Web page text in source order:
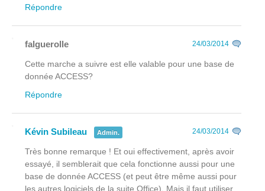
Répondre
falguerolle 24/03/2014
Cette marche a suivre est elle valable pour une base de
donnée ACCESS?
Répondre
Kévin Subileau Admin. 24/03/2014
Très bonne remarque ! Et oui effectivement, après avoir
essayé, il semblerait que cela fonctionne aussi pour une
base de donnée ACCESS (et peut être même aussi pour
les autres logiciels de la suite Office). Mais il faut utiliser